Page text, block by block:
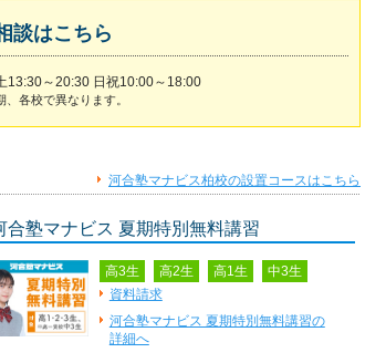
談はこちら
13:30～20:30 日祝10:00～18:00
、各校で異なります。
河合塾マナビス柏校の設置コースはこちら
合塾マナビス 夏期特別無料講習
高3生 高2生 高1生
中3生
資料請求
河合塾マナビス 夏期特別無料講習の
詳細へ